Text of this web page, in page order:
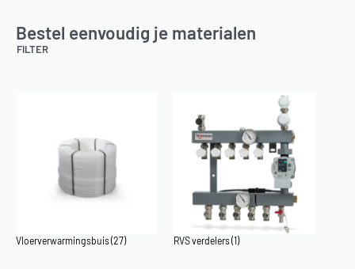
Bestel eenvoudig je materialen
FILTER
Vloerverwarmingsbuis(27) RVS verdelers(1)